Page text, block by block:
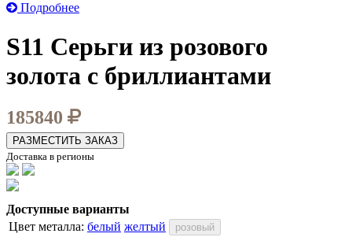
Подробнее
S11 Серьги из розового
золота с бриллиантами
185840
РАЗМЕСТИТЬ ЗАКАЗ
Доставка в регионы
Доступные варианты
Цвет металла: белый желтый розовый